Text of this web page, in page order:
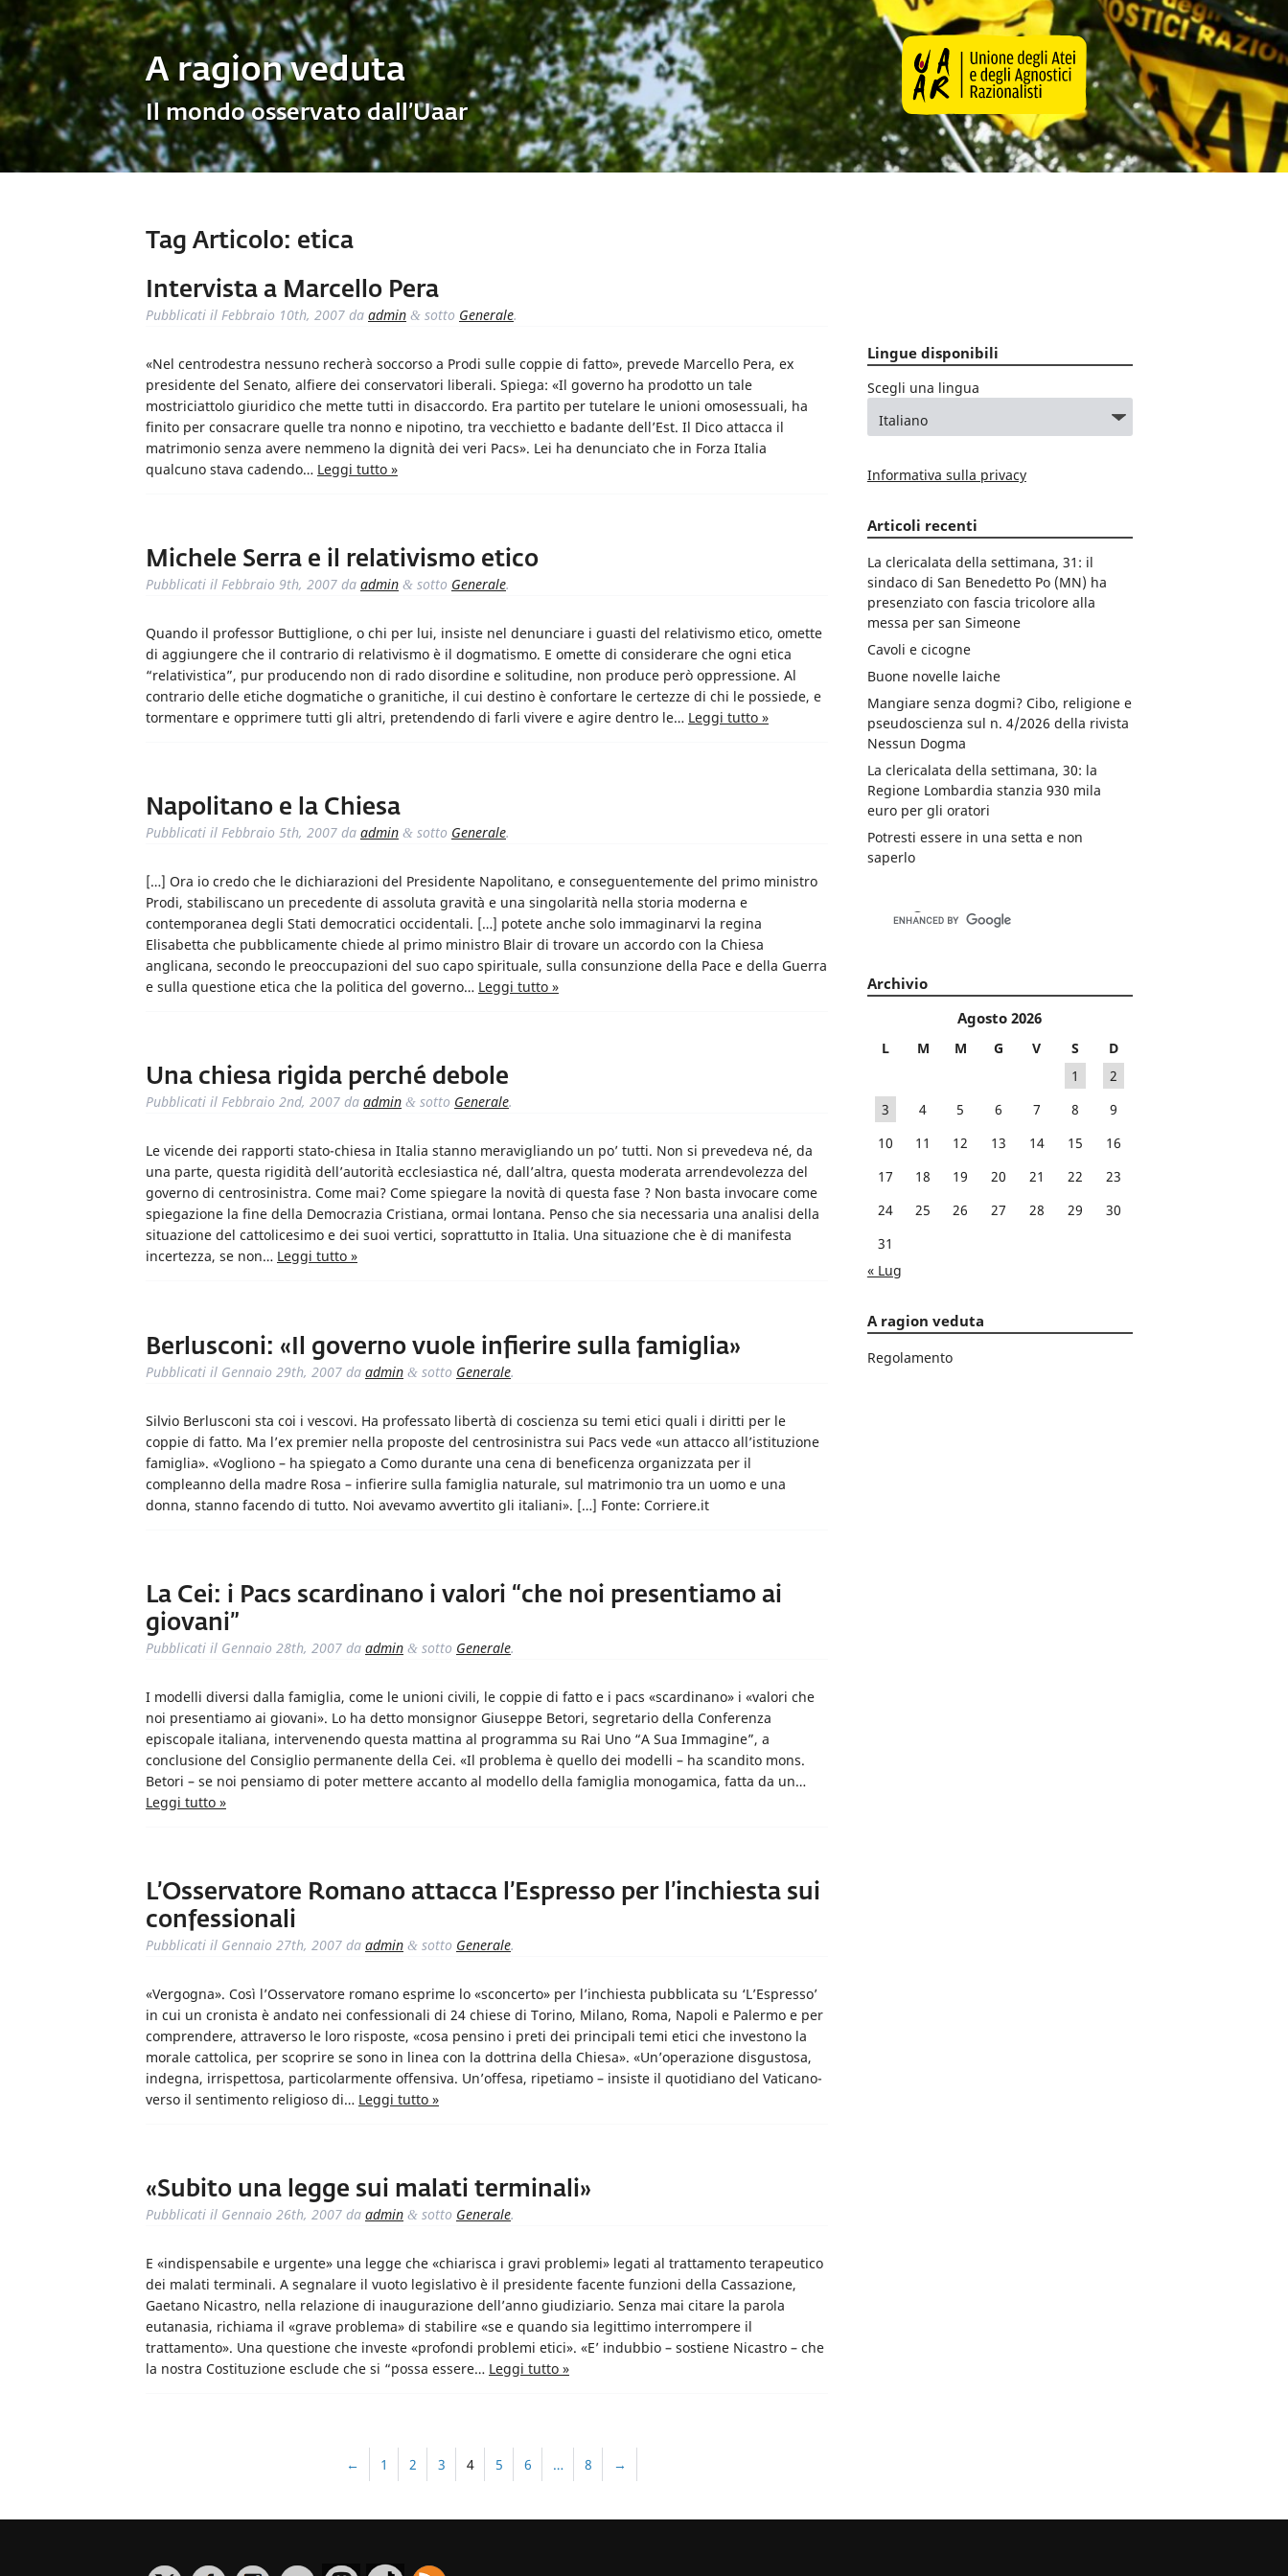
A ragion veduta
Il mondo osservato dall’Uaar
Tag Articolo: etica
Intervista a Marcello Pera
Pubblicati il Febbraio 10th, 2007 da admin & sotto Generale.
«Nel centrodestra nessuno recherà soccorso a Prodi sulle coppie di fatto», prevede Marcello Pera, ex
presidente del Senato, alfiere dei conservatori liberali. Spiega: «Il governo ha prodotto un tale
mostriciattolo giuridico che mette tutti in disaccordo. Era partito per tutelare le unioni omosessuali, ha
finito per consacrare quelle tra nonno e nipotino, tra vecchietto e badante dell’Est. Il Dico attacca il
matrimonio senza avere nemmeno la dignità dei veri Pacs». Lei ha denunciato che in Forza Italia
qualcuno stava cadendo… Leggi tutto »
Michele Serra e il relativismo etico
Pubblicati il Febbraio 9th, 2007 da admin & sotto Generale.
Quando il professor Buttiglione, o chi per lui, insiste nel denunciare i guasti del relativismo etico, omette
di aggiungere che il contrario di relativismo è il dogmatismo. E omette di considerare che ogni etica
“relativistica”, pur producendo non di rado disordine e solitudine, non produce però oppressione. Al
contrario delle etiche dogmatiche o granitiche, il cui destino è confortare le certezze di chi le possiede, e
tormentare e opprimere tutti gli altri, pretendendo di farli vivere e agire dentro le… Leggi tutto »
Napolitano e la Chiesa
Pubblicati il Febbraio 5th, 2007 da admin & sotto Generale.
[…] Ora io credo che le dichiarazioni del Presidente Napolitano, e conseguentemente del primo ministro
Prodi, stabiliscano un precedente di assoluta gravità e una singolarità nella storia moderna e
contemporanea degli Stati democratici occidentali. […] potete anche solo immaginarvi la regina
Elisabetta che pubblicamente chiede al primo ministro Blair di trovare un accordo con la Chiesa
anglicana, secondo le preoccupazioni del suo capo spirituale, sulla consunzione della Pace e della Guerra
e sulla questione etica che la politica del governo… Leggi tutto »
Una chiesa rigida perché debole
Pubblicati il Febbraio 2nd, 2007 da admin & sotto Generale.
Le vicende dei rapporti stato-chiesa in Italia stanno meravigliando un po’ tutti. Non si prevedeva né, da
una parte, questa rigidità dell’autorità ecclesiastica né, dall’altra, questa moderata arrendevolezza del
governo di centrosinistra. Come mai? Come spiegare la novità di questa fase ? Non basta invocare come
spiegazione la fine della Democrazia Cristiana, ormai lontana. Penso che sia necessaria una analisi della
situazione del cattolicesimo e dei suoi vertici, soprattutto in Italia. Una situazione che è di manifesta
incertezza, se non… Leggi tutto »
Berlusconi: «Il governo vuole infierire sulla famiglia»
Pubblicati il Gennaio 29th, 2007 da admin & sotto Generale.
Silvio Berlusconi sta coi i vescovi. Ha professato libertà di coscienza su temi etici quali i diritti per le
coppie di fatto. Ma l’ex premier nella proposte del centrosinistra sui Pacs vede «un attacco all’istituzione
famiglia». «Vogliono – ha spiegato a Como durante una cena di beneficenza organizzata per il
compleanno della madre Rosa – infierire sulla famiglia naturale, sul matrimonio tra un uomo e una
donna, stanno facendo di tutto. Noi avevamo avvertito gli italiani». […] Fonte: Corriere.it
La Cei: i Pacs scardinano i valori “che noi presentiamo ai
giovani”
Pubblicati il Gennaio 28th, 2007 da admin & sotto Generale.
I modelli diversi dalla famiglia, come le unioni civili, le coppie di fatto e i pacs «scardinano» i «valori che
noi presentiamo ai giovani». Lo ha detto monsignor Giuseppe Betori, segretario della Conferenza
episcopale italiana, intervenendo questa mattina al programma su Rai Uno “A Sua Immagine”, a
conclusione del Consiglio permanente della Cei. «Il problema è quello dei modelli – ha scandito mons.
Betori – se noi pensiamo di poter mettere accanto al modello della famiglia monogamica, fatta da un…
Leggi tutto »
L’Osservatore Romano attacca l’Espresso per l’inchiesta sui
confessionali
Pubblicati il Gennaio 27th, 2007 da admin & sotto Generale.
«Vergogna». Così l’Osservatore romano esprime lo «sconcerto» per l’inchiesta pubblicata su ‘L’Espresso’
in cui un cronista è andato nei confessionali di 24 chiese di Torino, Milano, Roma, Napoli e Palermo e per
comprendere, attraverso le loro risposte, «cosa pensino i preti dei principali temi etici che investono la
morale cattolica, per scoprire se sono in linea con la dottrina della Chiesa». «Un’operazione disgustosa,
indegna, irrispettosa, particolarmente offensiva. Un’offesa, ripetiamo – insiste il quotidiano del Vaticano-
verso il sentimento religioso di… Leggi tutto »
«Subito una legge sui malati terminali»
Pubblicati il Gennaio 26th, 2007 da admin & sotto Generale.
E «indispensabile e urgente» una legge che «chiarisca i gravi problemi» legati al trattamento terapeutico
dei malati terminali. A segnalare il vuoto legislativo è il presidente facente funzioni della Cassazione,
Gaetano Nicastro, nella relazione di inaugurazione dell’anno giudiziario. Senza mai citare la parola
eutanasia, richiama il «grave problema» di stabilire «se e quando sia legittimo interrompere il
trattamento». Una questione che investe «profondi problemi etici». «E’ indubbio – sostiene Nicastro – che
la nostra Costituzione esclude che si “possa essere… Leggi tutto »
← 1 2 3 4 5 6 … 8 →
Lingue disponibili
Scegli una lingua
Informativa sulla privacy
Articoli recenti
La clericalata della settimana, 31: il
sindaco di San Benedetto Po (MN) ha
presenziato con fascia tricolore alla
messa per san Simeone
Cavoli e cicogne
Buone novelle laiche
Mangiare senza dogmi? Cibo, religione e
pseudoscienza sul n. 4/2026 della rivista
Nessun Dogma
La clericalata della settimana, 30: la
Regione Lombardia stanzia 930 mila
euro per gli oratori
Potresti essere in una setta e non
saperlo
Archivio
Agosto 2026
L M M G V S
D
1
2
3
4 5 6 7 8
9
10
11 12 13 14 15
16
17
18 19 20 21 22
23
24
25 26 27 28 29
30
31
« Lug
A ragion veduta
Regolamento